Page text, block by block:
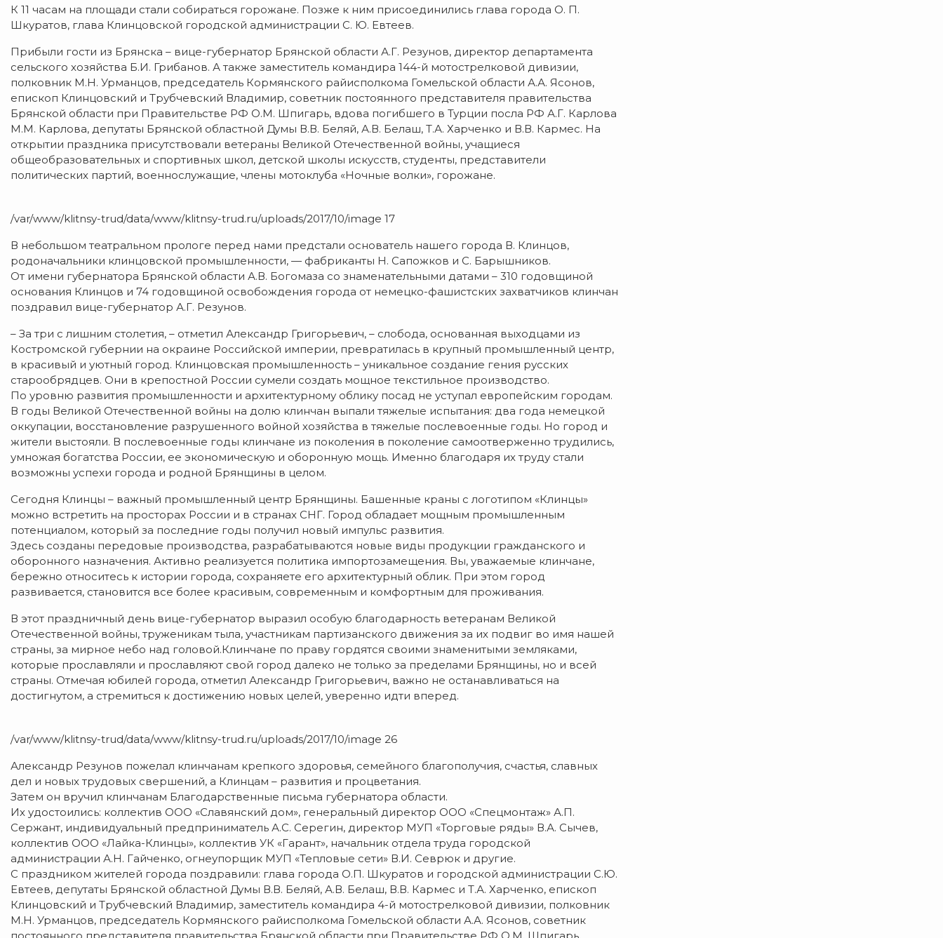
К 11 часам на площади стали собираться горожане. Позже к ним присоединились глава города О. П.
Шкуратов, глава Клинцовской городской администрации С. Ю. Евтеев.
Прибыли гости из Брянска – вице-губернатор Брянской области А.Г. Резунов, директор департамента
сельского хозяйства Б.И. Грибанов. А также заместитель командира 144-й мотострелковой дивизии,
полковник М.Н. Урманцов, председатель Кормянского райисполкома Гомельской области А.А. Ясонов,
епископ Клинцовский и Трубчевский Владимир, советник постоянного представителя правительства
Брянской области при Правительстве РФ О.М. Шпигарь, вдова погибшего в Турции посла РФ А.Г. Карлова
М.М. Карлова, депутаты Брянской областной Думы В.В. Беляй, А.В. Белаш, Т.А. Харченко и В.В. Кармес. На
открытии праздника присутствовали ветераны Великой Отечественной войны, учащиеся
общеобразовательных и спортивных школ, детской школы искусств, студенты, представители
политических партий, военнослужащие, члены мотоклуба «Ночные волки», горожане.
/var/www/klitnsy-trud/data/www/klitnsy-trud.ru/uploads/2017/10/image 17
В небольшом театральном прологе перед нами предстали основатель нашего города В. Клинцов,
родоначальники клинцовской промышленности, — фабриканты Н. Сапожков и С. Барышников.
От имени губернатора Брянской области А.В. Богомаза со знаменательными датами – 310 годовщиной
основания Клинцов и 74 годовщиной освобождения города от немецко-фашистских захватчиков клинчан
поздравил вице-губернатор А.Г. Резунов.
– За три с лишним столетия, – отметил Александр Григорьевич, – слобода, основанная выходцами из
Костромской губернии на окраине Российской империи, превратилась в крупный промышленный центр,
в красивый и уютный город. Клинцовская промышленность – уникальное создание гения русских
старообрядцев. Они в крепостной России сумели создать мощное текстильное производство.
По уровню развития промышленности и архитектурному облику посад не уступал европейским городам.
В годы Великой Отечественной войны на долю клинчан выпали тяжелые испытания: два года немецкой
оккупации, восстановление разрушенного войной хозяйства в тяжелые послевоенные годы. Но город и
жители выстояли. В послевоенные годы клинчане из поколения в поколение самоотверженно трудились,
умножая богатства России, ее экономическую и оборонную мощь. Именно благодаря их труду стали
возможны успехи города и родной Брянщины в целом.
Сегодня Клинцы – важный промышленный центр Брянщины. Башенные краны с логотипом «Клинцы»
можно встретить на просторах России и в странах СНГ. Город обладает мощным промышленным
потенциалом, который за последние годы получил новый импульс развития.
Здесь созданы передовые производства, разрабатываются новые виды продукции гражданского и
оборонного назначения. Активно реализуется политика импортозамещения. Вы, уважаемые клинчане,
бережно относитесь к истории города, сохраняете его архитектурный облик. При этом город
развивается, становится все более красивым, современным и комфортным для проживания.
В этот праздничный день вице-губернатор выразил особую благодарность ветеранам Великой
Отечественной войны, труженикам тыла, участникам партизанского движения за их подвиг во имя нашей
страны, за мирное небо над головой.Клинчане по праву гордятся своими знаменитыми земляками,
которые прославляли и прославляют свой город далеко не только за пределами Брянщины, но и всей
страны. Отмечая юбилей города, отметил Александр Григорьевич, важно не останавливаться на
достигнутом, а стремиться к достижению новых целей, уверенно идти вперед.
/var/www/klitnsy-trud/data/www/klitnsy-trud.ru/uploads/2017/10/image 26
Александр Резунов пожелал клинчанам крепкого здоровья, семейного благополучия, счастья, славных
дел и новых трудовых свершений, а Клинцам – развития и процветания.
Затем он вручил клинчанам Благодарственные письма губернатора области.
Их удостоились: коллектив ООО «Славянский дом», генеральный директор ООО «Спецмонтаж» А.П.
Сержант, индивидуальный предприниматель А.С. Серегин, директор МУП «Торговые ряды» В.А. Сычев,
коллектив ООО «Лайка-Клинцы», коллектив УК «Гарант», начальник отдела труда городской
администрации А.Н. Гайченко, огнеупорщик МУП «Тепловые сети» В.И. Севрюк и другие.
С праздником жителей города поздравили: глава города О.П. Шкуратов и городской администрации С.Ю.
Евтеев, депутаты Брянской областной Думы В.В. Беляй, А.В. Белаш, В.В. Кармес и Т.А. Харченко, епископ
Клинцовский и Трубчевский Владимир, заместитель командира 4-й мотострелковой дивизии, полковник
М.Н. Урманцов, председатель Кормянского райисполкома Гомельской области А.А. Ясонов, советник